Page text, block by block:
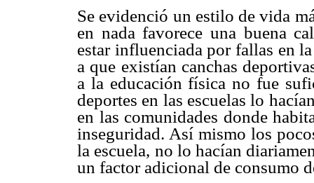
Se evidenció un estilo de vida
en nada favorece una buena
estar influenciada por fallas en
a que existían canchas
a la educación física no fue
deportes en las escuelas lo
en las comunidades donde
inseguridad. Así mismo los
la escuela, no lo hacían
un factor adicional de consumo